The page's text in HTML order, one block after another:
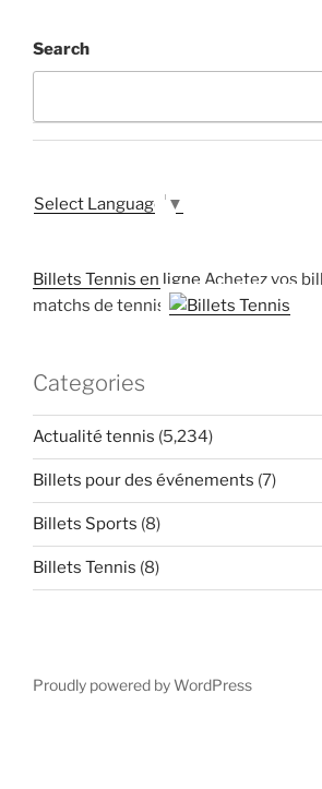
Search
Select Language ▼
Billets Tennis en ligne Achetez vos
matchs de tennis
Categories
Actualité tennis (5,234)
Billets pour des événements (7)
Billets Sports (8)
Billets Tennis (8)
Proudly powered by WordPress